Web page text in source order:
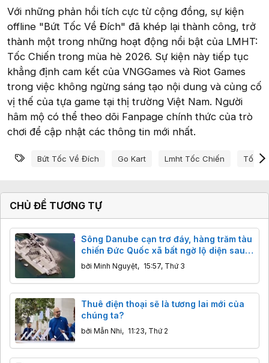
Với những phản hồi tích cực từ cộng đồng, sự kiện
offline "Bứt Tốc Về Đích" đã khép lại thành công, trở
thành một trong những hoạt động nổi bật của LMHT:
Tốc Chiến trong mùa hè 2026. Sự kiện này tiếp tục
khẳng định cam kết của VNGGames và Riot Games
trong việc không ngừng sáng tạo nội dung và củng cố
vị thế của tựa game tại thị trường Việt Nam. Người
hâm mộ có thể theo dõi Fanpage chính thức của trò
chơi để cập nhật các thông tin mới nhất.
Từ khóa
Bứt Tốc Về Đích Go Kart Lmht Tốc Chiến Tốc
CHỦ ĐỀ TƯƠNG TỰ
Sông Danube cạn trơ đáy, hàng trăm tàu
chiến Đức Quốc xã bất ngờ lộ diện sau
80 năm
bởi Minh Nguyệt, 15:57, Thứ 3
Thuê điện thoại sẽ là tương lai mới của
chúng ta?
bởi Mẫn Nhi, 11:23, Thứ 2